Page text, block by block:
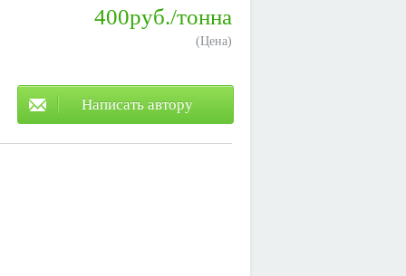
400руб./тонна
(Цена)
Написать автору